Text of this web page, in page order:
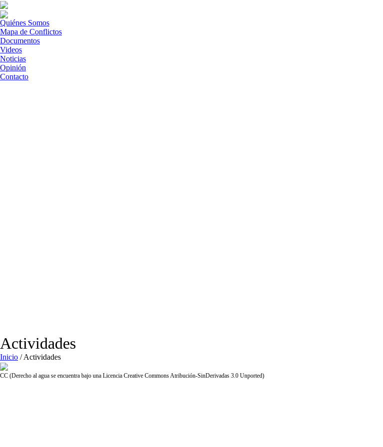
Quiénes Somos
Mapa de Conflictos
Documentos
Videos
Noticias
Opinión
Contacto
Actividades
Inicio /Actividades
CC (Derecho al agua se encuentra bajo una Licencia Creative Commons Atribución-SinDerivadas 3.0 Unported)